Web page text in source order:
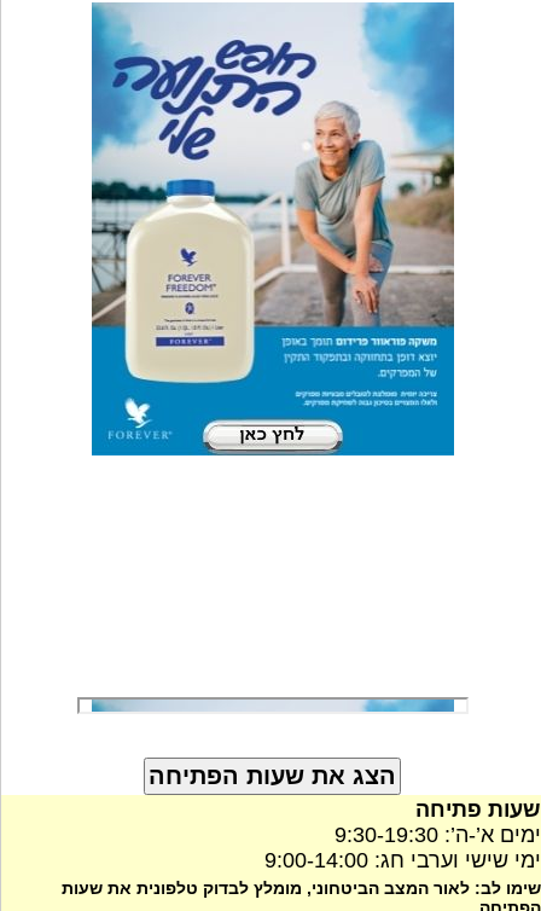
שעות פתיחה
ימים א’-ה’: 9:30-19:30
ימי שישי וערבי חג: 9:00-14:00
שימו לב: לאור המצב הביטחוני, מומלץ לבדוק טלפונית את שעות